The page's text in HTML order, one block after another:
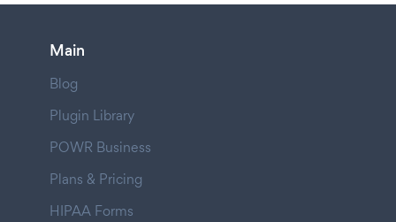
Main
Blog
Plugin Library
POWR Business
Plans & Pricing
HIPAA Forms